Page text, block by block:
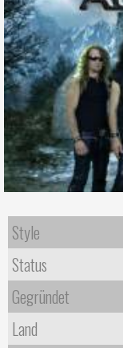
Style
Status
Gegründet
Land